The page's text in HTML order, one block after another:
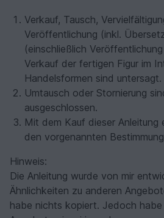
Verkauf, Tausch,
Veröffentlichung (inkl.
(einschließlich
Verkauf der fertigen Figur im
Handelsformen sind untersagt.
Umtausch oder Stornierung
ausgeschlossen.
Mit dem Kauf dieser Anleitung
den vorgenannten
Hinweis:
Die Anleitung wurde von mir
Ähnlichkeiten zu anderen
habe nichts kopiert. Jedoch